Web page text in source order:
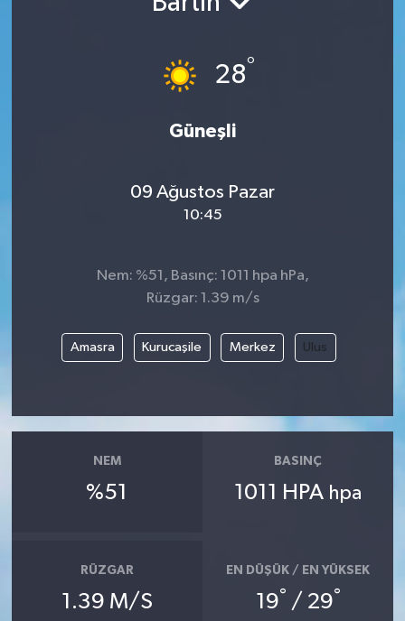
28°
Güneşli
09 Ağustos Pazar
10:45
Nem: %51, Basınç: 1011 hpa hPa,
Rüzgar: 1.39 m/s
Amasra Kurucaşile Merkez Ulus
NEM
%51
BASINÇ
1011 HPA hpa
RÜZGAR
1.39 M/S
EN DÜŞÜK / EN YÜKSEK
19° / 29°